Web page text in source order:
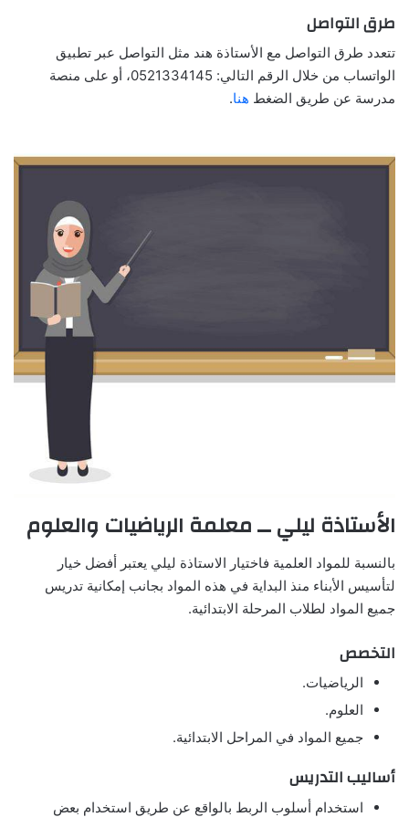
طرق التواصل
تتعدد طرق التواصل مع الأستاذة هند مثل التواصل عبر تطبيق
الواتساب من خلال الرقم التالي: 0521334145، أو على منصة
مدرسة عن طريق الضغط هنا.
الأستاذة ليلي ــ معلمة الرياضيات والعلوم
بالنسبة للمواد العلمية فاختيار الاستاذة ليلي يعتبر أفضل خيار
لتأسيس الأبناء منذ البداية في هذه المواد بجانب إمكانية تدريس
جميع المواد لطلاب المرحلة الابتدائية.
التخصص
الرياضيات.
العلوم.
جميع المواد في المراحل الابتدائية.
أساليب التدريس
استخدام أسلوب الربط بالواقع عن طريق استخدام بعض